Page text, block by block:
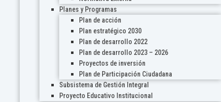
Planes y Programas
Plan de acción
Plan estratégico 2030
Plan de desarrollo 2022
Plan de desarrollo 2023 – 2026
Proyectos de inversión
Plan de Participación Ciudadana
Subsistema de Gestión Integral
Proyecto Educativo Institucional